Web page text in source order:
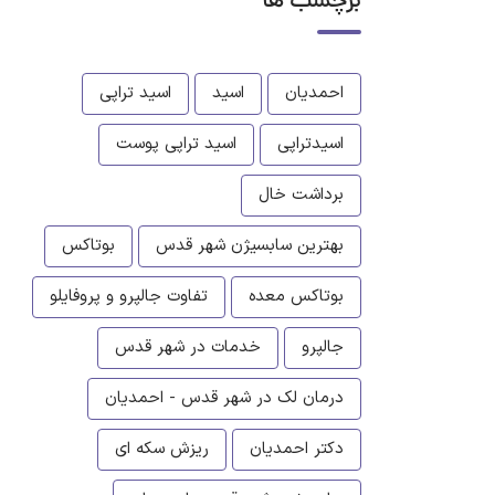
احمدیان اسید
اسید تراپی
اسیدتراپی
اسید تراپی پوست
برداشت خال
بهترین سابسیژن شهر قدس
بوتاکس
بوتاکس معده
تفاوت جالپرو و پروفایلو
جالپرو
خدمات در شهر قدس
درمان لک در شهر قدس - احمدیان
دکتر احمدیان
ریزش سکه ای